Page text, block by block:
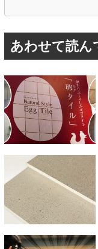
あわせて読ん